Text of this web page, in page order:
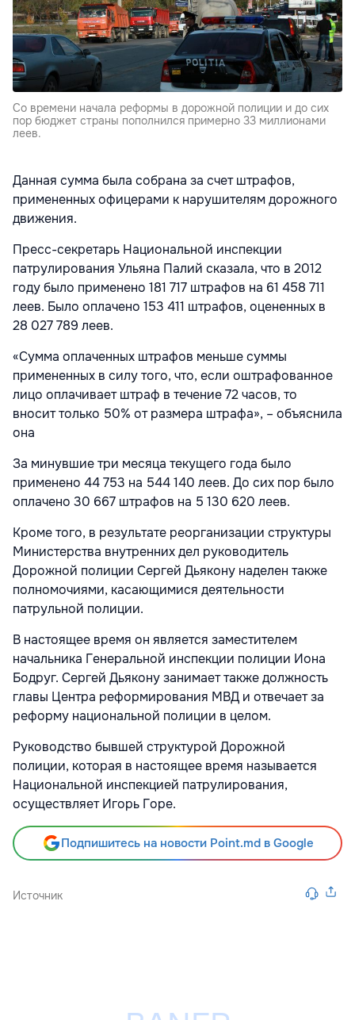
Со времени начала реформы в дорожной полиции и до сих
пор бюджет страны пополнился примерно 33 миллионами
леев.
Данная сумма была собрана за счет штрафов,
примененных офицерами к нарушителям дорожного
движения.
Пресс-секретарь Национальной инспекции
патрулирования Ульяна Палий сказала, что в 2012
году было применено 181 717 штрафов на 61 458 711
леев. Было оплачено 153 411 штрафов, оцененных в
28 027 789 леев.
«Сумма оплаченных штрафов меньше суммы
примененных в силу того, что, если оштрафованное
лицо оплачивает штраф в течение 72 часов, то
вносит только 50% от размера штрафа», – объяснила
она
За минувшие три месяца текущего года было
применено 44 753 на 544 140 леев. До сих пор было
оплачено 30 667 штрафов на 5 130 620 леев.
Кроме того, в результате реорганизации структуры
Министерства внутренних дел руководитель
Дорожной полиции Сергей Дьякону наделен также
полномочиями, касающимися деятельности
патрульной полиции.
В настоящее время он является заместителем
начальника Генеральной инспекции полиции Иона
Бодруг. Сергей Дьякону занимает также должность
главы Центра реформирования МВД и отвечает за
реформу национальной полиции в целом.
Руководство бывшей структурой Дорожной
полиции, которая в настоящее время называется
Национальной инспекцией патрулирования,
осуществляет Игорь Горе.
Подпишитесь на новости Point.md в Google
Источник